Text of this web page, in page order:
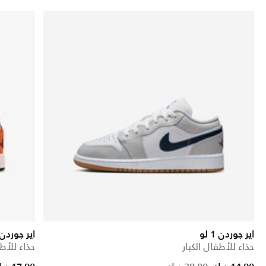
اير جوردن 1 لو
حذاء للأطفال الكبار
اير جوردن 1
حذاء